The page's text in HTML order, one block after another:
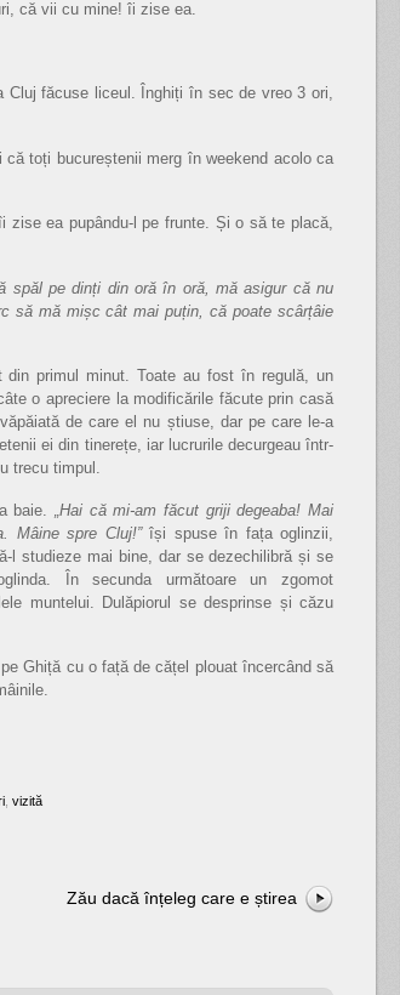
că vii cu mine! îi zise ea.
făcuse liceul. Înghiți în sec de vreo 3 ori,
toți bucureștenii merg în weekend acolo ca
ea pupându-l pe frunte. Și o să te placă,
spăl pe dinți din oră în oră, mă asigur că nu
să mă mișc cât mai puțin, că poate scârțâie
primul minut. Toate au fost în regulă, un
o apreciere la modificările făcute prin casă
de care el nu știuse, dar pe care le-a
ei din tinerețe, iar lucrurile decurgeau într-
trecu timpul.
baie.
„Hai că mi-am făcut griji degeaba! Mai
Mâine spre Cluj!”își spuse în fața oglinzii,
l studieze mai bine, dar se dezechilibră și se
În secunda următoare un zgomot
muntelui. Dulăpiorul se desprinse și căzu
Ghiță cu o față de cățel plouat încercând să
vizită
Zău dacă înțeleg care e știrea